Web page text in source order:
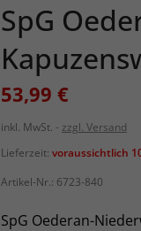
SpG
53,99 €
inkl. MwSt.
zzgl. Versand
Lieferzeit: voraussichtlich
Artikel-Nr.: 6723-840
SpG Oederan-